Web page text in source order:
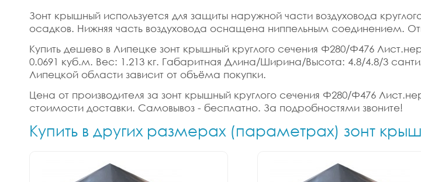
Зонт крышный используется для защиты наружной части воздуховода
осадков. Нижняя часть воздуховода оснащена ниппельным соединением.
Купить дешево в Липецке зонт крышный круглого сечения Ф280/Ф476
0.0691 куб.м. Вес: 1.213 кг. Габаритная Длина/Ширина/Высота: 4.8/4.8/3
Липецкой области зависит от объёма покупки.
Цена от производителя за зонт крышный круглого сечения Ф280/Ф476
стоимости доставки. Самовывоз - бесплатно. За подробностями звоните!
Купить в других размерах (параметрах) зонт